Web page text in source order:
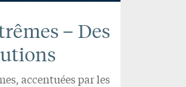
– Des
accentuées par les